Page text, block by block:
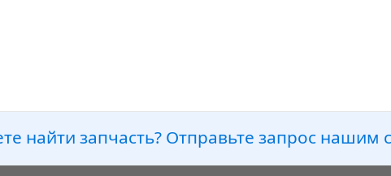
найти запчасть? Отправьте запрос нашим